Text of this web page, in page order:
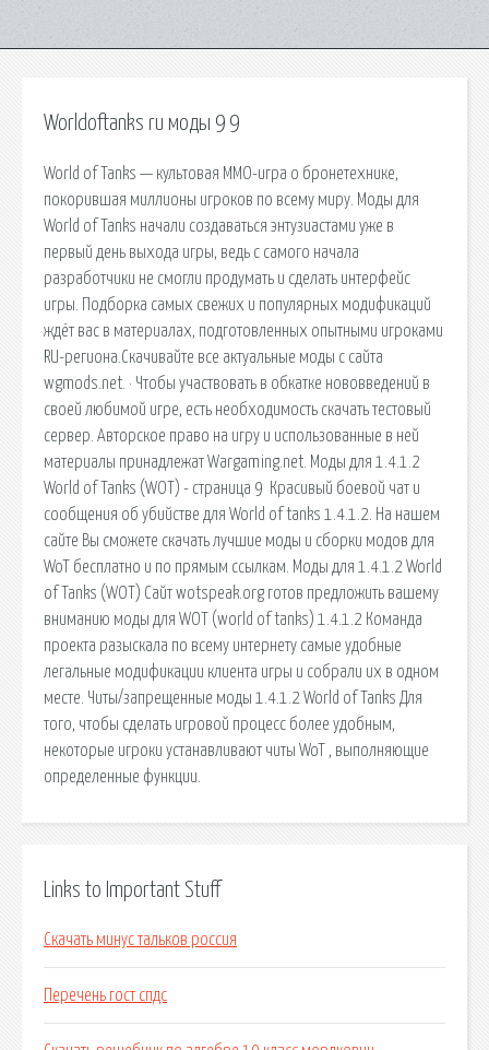
Worldoftanks ru моды 9 9
World of Tanks — культовая ММО-игра о бронетехнике,
покорившая миллионы игроков по всему миру. Моды для
World of Tanks начали создаваться энтузиастами уже в
первый день выхода игры, ведь с самого начала
разработчики не смогли продумать и сделать интерфейс
игры. Подборка самых свежих и популярных модификаций
ждёт вас в материалах, подготовленных опытными игроками
RU-региона.Скачивайте все актуальные моды с сайта
wgmods.net. · Чтобы участвовать в обкатке нововведений в
своей любимой игре, есть необходимость скачать тестовый
сервер. Авторское право на игру и использованные в ней
материалы принадлежат Wargaming.net. Моды для 1.4.1.2
World of Tanks (WOT) - страница 9 Красивый боевой чат и
сообщения об убийстве для World of tanks 1.4.1.2. На нашем
сайте Вы сможете скачать лучшие моды и сборки модов для
WoT бесплатно и по прямым ссылкам. Моды для 1.4.1.2 World
of Tanks (WOT) Сайт wotspeak.org готов предложить вашему
вниманию моды для WOT (world of tanks) 1.4.1.2 Команда
проекта разыскала по всему интернету самые удобные
легальные модификации клиента игры и собрали их в одном
месте. Читы/запрещенные моды 1.4.1.2 World of Tanks Для
того, чтобы сделать игровой процесс более удобным,
некоторые игроки устанавливают читы WoT , выполняющие
определенные функции.
Links to Important Stuff
Скачать минус тальков россия
Перечень гост спдс